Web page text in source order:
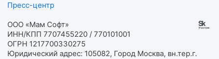
Пресс-центр
ООО «Мам Софт»
ИНН/КПП 7707455220 / 770101001
ОГРН 1217700330275
Юридический адрес: 105082, Город Москва, вн.тер.г.